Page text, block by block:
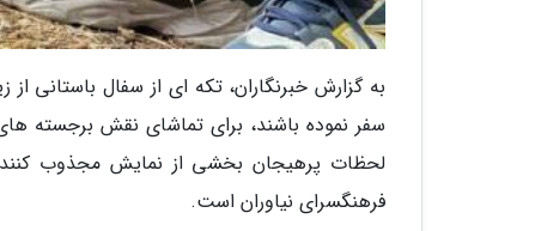
به گزارش خبرنگاران، تکه ای از سفال باستانی
سفر نموده باشند، برای تماشای نقش
لحظات پرهیجان بخشی از نمایش مجذوب کننده
فرهنگسرای نیاوران است.